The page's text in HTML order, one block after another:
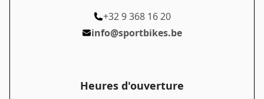
+32 9 368 16 20
info@sportbikes.be
Heures d'ouverture